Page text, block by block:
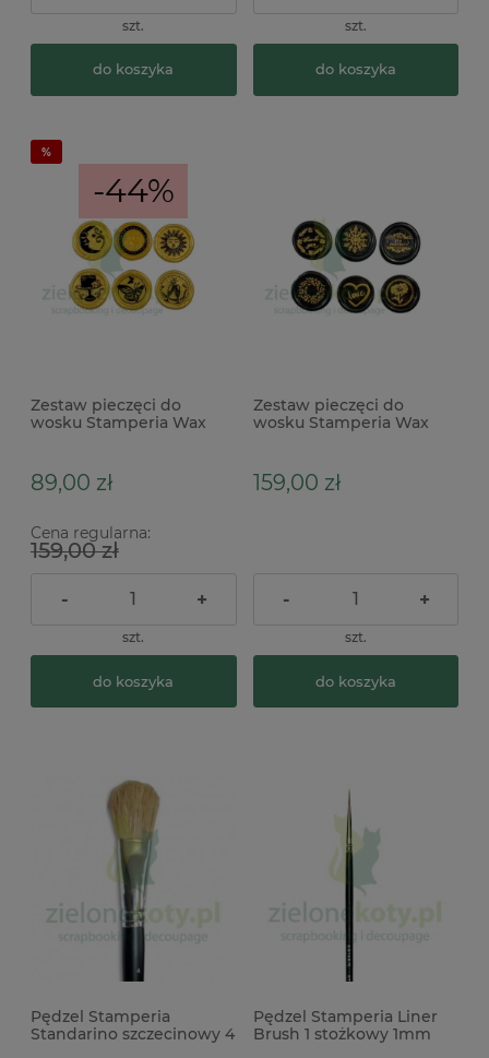
szt.
do koszyka
szt.
do koszyka
-44%
Zestaw pieczęci do
wosku Stamperia Wax
89,00 zł
Cena regularna:
159,00 zł
- +
szt.
do koszyka
Zestaw pieczęci do
wosku Stamperia Wax
159,00 zł
- +
szt.
do koszyka
Pędzel Stamperia
Standarino szczecinowy 4
Pędzel Stamperia Liner
Brush 1 stożkowy 1mm